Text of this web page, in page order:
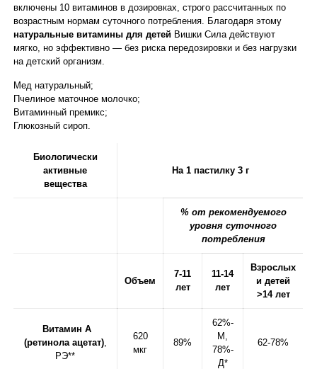
включены 10 витаминов в дозировках, строго рассчитанных по
возрастным нормам суточного потребления. Благодаря этому
натуральные витамины для детей Вишки Сила действуют
мягко, но эффективно — без риска передозировки и без нагрузки
на детский организм.
Мед натуральный;
Пчелиное маточное молочко;
Витаминный премикс;
Глюкозный сироп.
Биологически
активные
вещества
На 1 пастилку 3 г
% от рекомендуемого
уровня суточного
потребления
Объем
7-11
лет
11-14
лет
Взрослых
и детей
>14 лет
Витамин А
(ретинола ацетат),
РЭ**
620
мкг
89%
62%-
М,
78%-
Д*
62-78%